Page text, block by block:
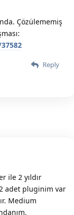
Çözülememiş
Reply
ile 2 yıldır
2 adet pluginim var
Medium